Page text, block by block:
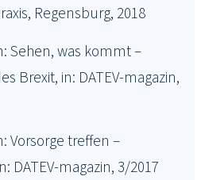
Regensburg, 2018
Sehen, was kommt –
Brexit, in: DATEV-magazin,
Vorsorge treffen –
DATEV-magazin, 3/2017